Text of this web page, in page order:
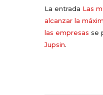
La entrada Las
alcanzar la
las empresas se
Jupsin.